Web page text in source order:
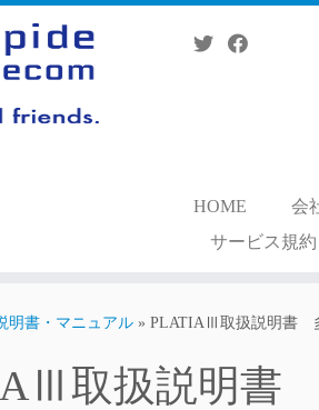
HOME 会
サービス規
明書・マニュアル » PLATIAⅢ取扱説明書
取扱説明書